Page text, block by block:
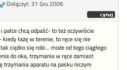
Dołączył: 31 Gru 2006
palce chcą odpaść- to też oczywiście
łażę w terenie, to ręce się nie
ciężko się robi... może od tego ciągłego
do oka, trzymania w ręce zamiast
trzymania aparatu na pasku niczym